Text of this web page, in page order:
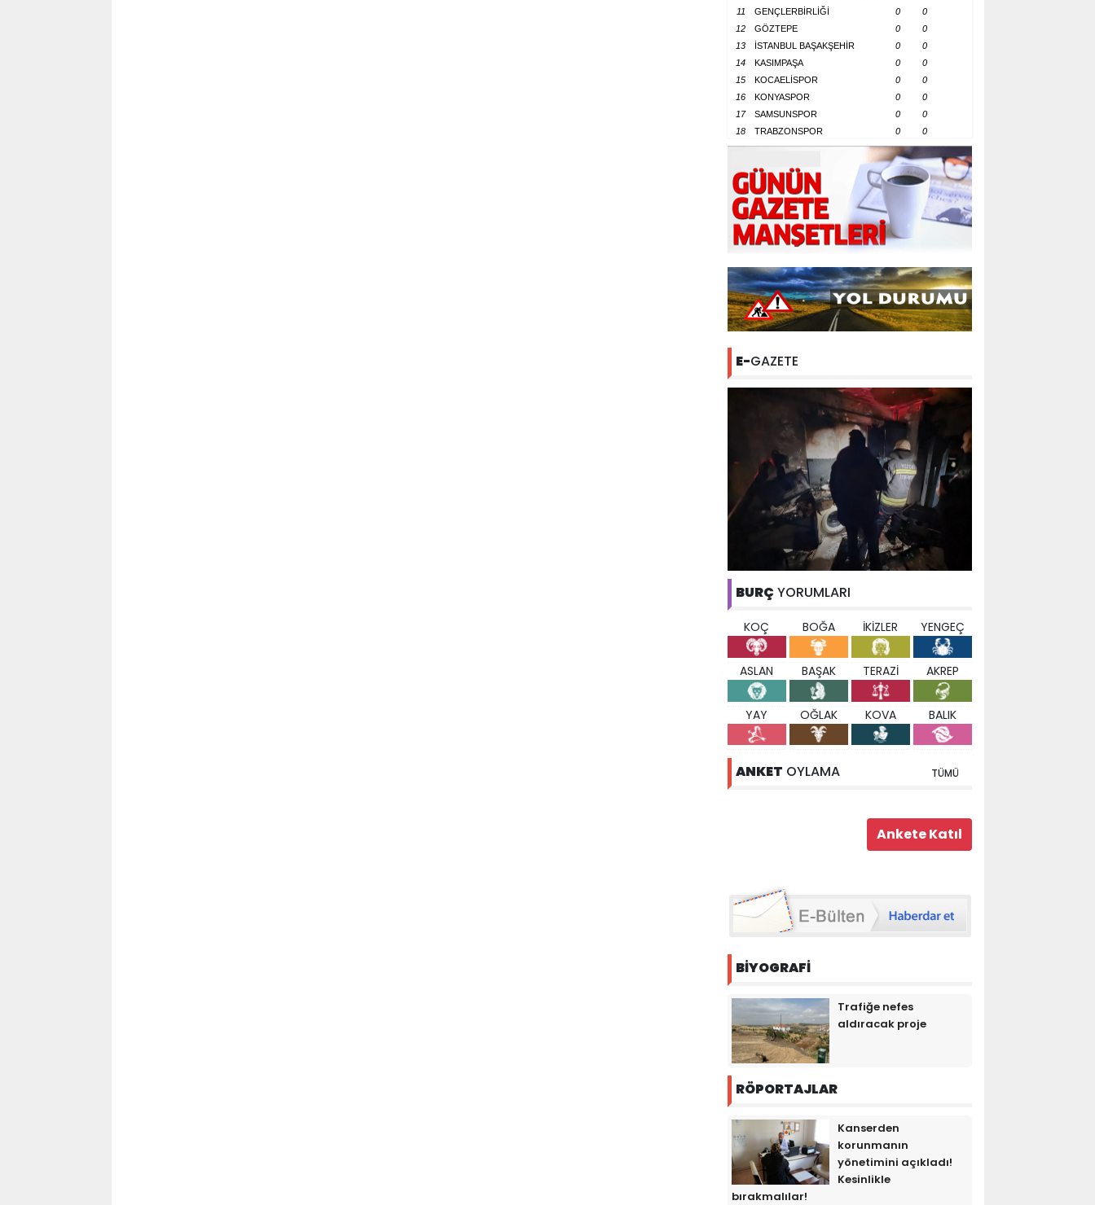
11
GENÇLERBİRLİĞİ 0
0
12
GÖZTEPE 0
0
13
İSTANBUL BAŞAKŞEHİR 0
0
14
KASIMPAŞA 0
0
15
KOCAELİSPOR 0
0
16
KONYASPOR 0
0
17
SAMSUNSPOR 0
0
18
TRABZONSPOR 0 0
E-GAZETE
BURÇ YORUMLARI
KOÇ BOĞA İKİZLER YENGEÇ
ASLAN BAŞAK TERAZİ AKREP
YAY OĞLAK KOVA BALIK
ANKET OYLAMA TÜMÜ
BİYOGRAFİ
Trafiğe nefes
aldıracak proje
RÖPORTAJLAR
Kanserden
korunmanın
yönetimini açıkladı!
Kesinlikle
bırakmalılar!